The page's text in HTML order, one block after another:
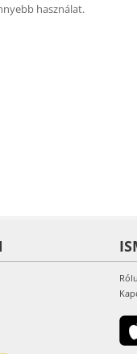
használat.